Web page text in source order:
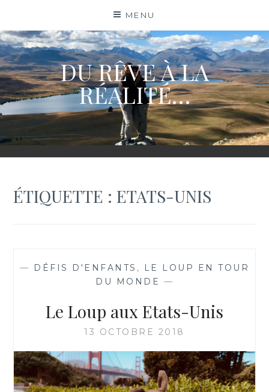
content
MENU
DU RÊVE À LA
RÉALITÉ…
ÉTIQUETTE :ETATS-UNIS
— DÉFIS D'ENFANTS ,
LE LOUP EN TOUR
DU MONDE —
Le Loup aux Etats-Unis
13 OCTOBRE 2018